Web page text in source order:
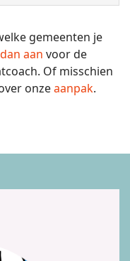
gemeenten je
aan voor de
Of misschien
onzeaanpak.